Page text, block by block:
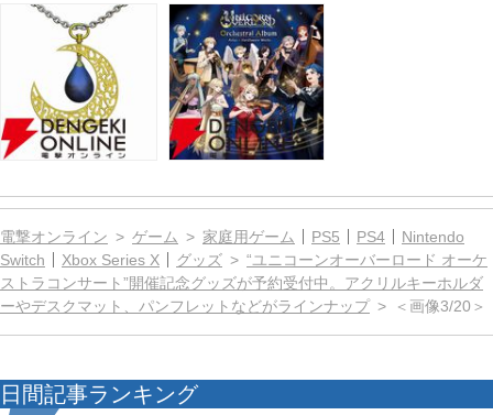
電撃オンライン ゲーム 家庭用ゲーム PS5 PS4
Nintendo
Switch
Xbox Series X グッズ
“ユニコーンオーバーロード オーケ
ストラコンサート”開催記念グッズが予約受付中。アクリルキーホルダ
ーやデスクマット、パンフレットなどがラインナップ
＜画像3/20＞
日間記事ランキング